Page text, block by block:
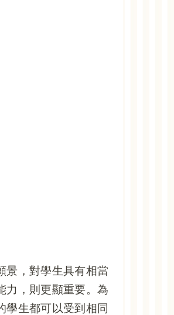
景，對學生具有相當
力，則更顯重要。為
學生都可以受到相同